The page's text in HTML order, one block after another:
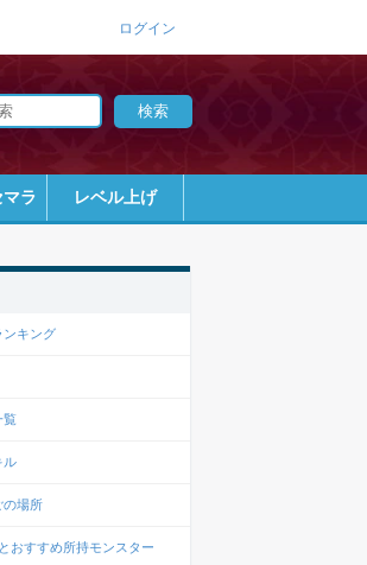
ログイン
ラ レベル上げ
ンキング
覧
ル
の場所
おすすめ所持モンスター